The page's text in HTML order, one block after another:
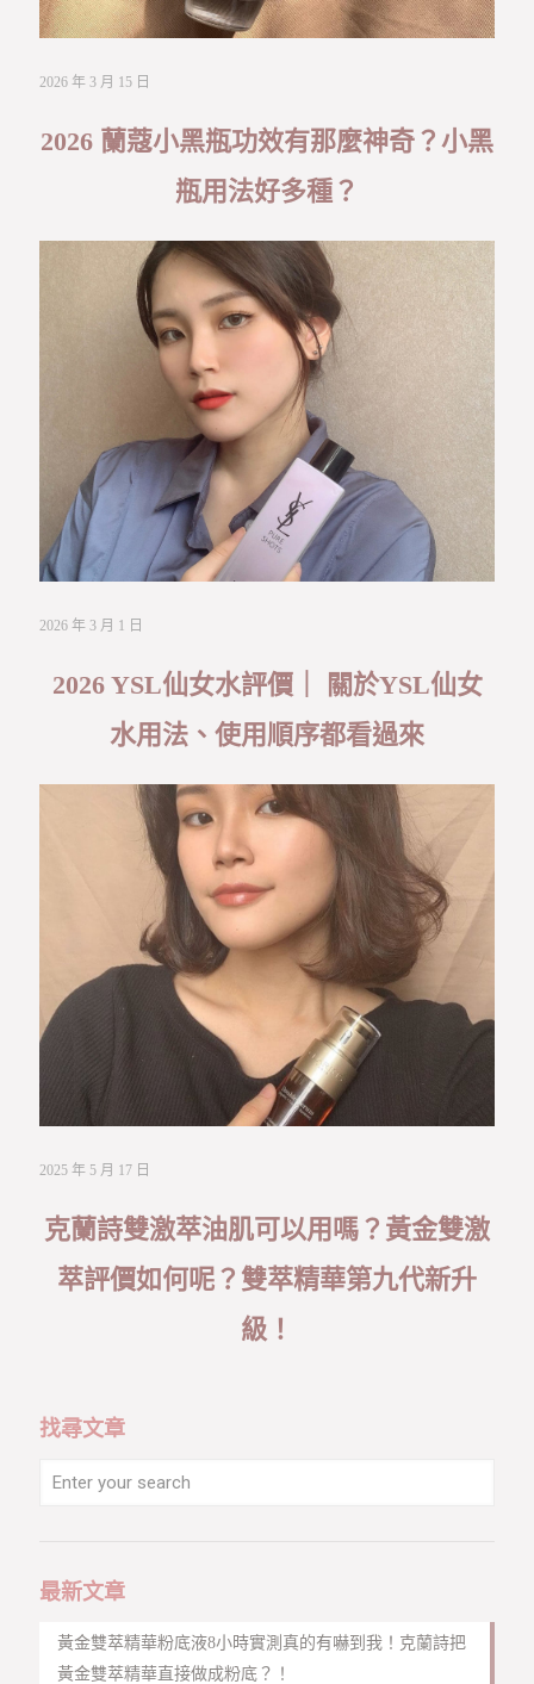
2026 年 3 月 15 日
2026 蘭蔻小黑瓶功效有那麼神奇？小黑
瓶用法好多種？
2026 年 3 月 1 日
2026 YSL仙女水評價｜ 關於YSL仙女
水用法、使用順序都看過來
2025 年 5 月 17 日
克蘭詩雙激萃油肌可以用嗎？黃金雙激
萃評價如何呢？雙萃精華第九代新升
級！
找尋文章
最新文章
黃金雙萃精華粉底液8小時實測真的有嚇到我！克蘭詩把
黃金雙萃精華直接做成粉底？！